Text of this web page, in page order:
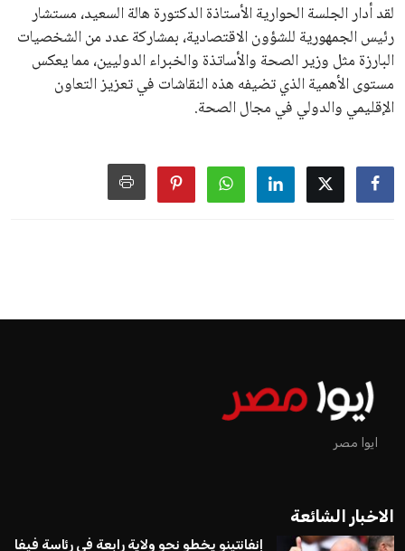
لقد أدار الجلسة الحوارية الأستاذة الدكتورة هالة السعيد، مستشار
رئيس الجمهورية للشؤون الاقتصادية، بمشاركة عدد من الشخصيات
البارزة مثل وزير الصحة والأساتذة والخبراء الدوليين، مما يعكس
مستوى الأهمية الذي تضيفه هذه النقاشات في تعزيز التعاون
الإقليمي والدولي في مجال الصحة.
ايوا مصر
الاخبار الشائعة
إنفانتينو يخطو نحو ولاية رابعة في رئاسة فيفا